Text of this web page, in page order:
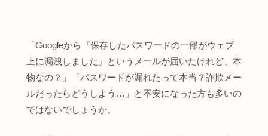
「Googleから『保存したパスワードの一部がウェブ
上に漏洩しました』というメールが届いたけれど、本
物なの？」「パスワードが漏れたって本当？詐欺メー
ルだったらどうしよう…」と不安になった方も多いの
ではないでしょうか。